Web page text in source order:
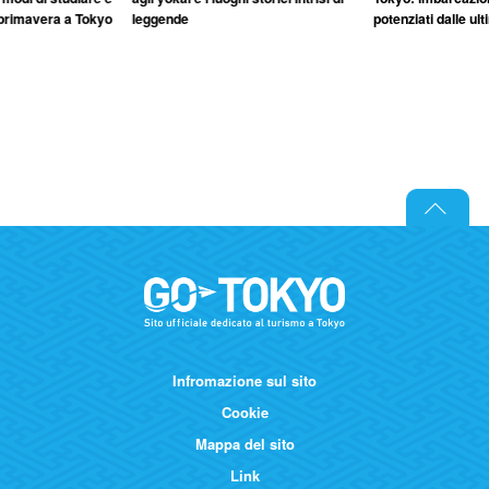
a Tokyo
leggende
potenziati dalle
Infromazione sul sito
Cookie
Mappa del sito
Link